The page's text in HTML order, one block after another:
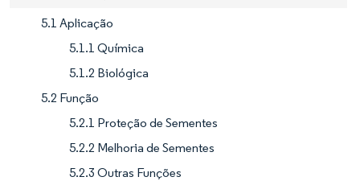
5.1 Aplicação
5.1.1 Química
5.1.2 Biológica
5.2 Função
5.2.1 Proteção de Sementes
5.2.2 Melhoria de Sementes
5.2.3 Outras Funções